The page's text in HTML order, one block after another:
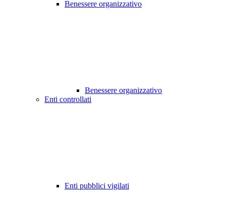
Benessere organizzativo
Benessere organizzativo
Enti controllati
Enti pubblici vigilati